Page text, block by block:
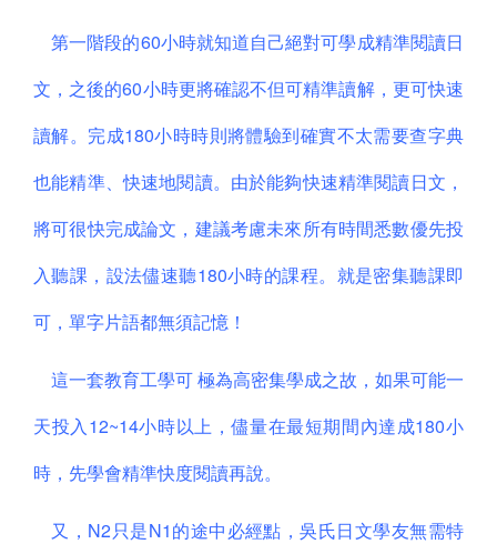
第一階段的60小時就知道自己絕對可學成精準閱讀日
文，之後的60小時更將確認不但可精準讀解，更可快速
讀解。完成180小時時則將體驗到確實不太需要查字典
也能精準、快速地閱讀。由於能夠快速精準閱讀日文，
將可很快完成論文，建議考慮未來所有時間悉數優先投
入聽課，設法儘速聽180小時的課程。就是密集聽課即
可，單字片語都無須記憶！
這一套教育工學可 極為高密集學成之故，如果可能一
天投入12~14小時以上，儘量在最短期間內達成180小
時，先學會精準快度閱讀再說。
又，N2只是N1的途中必經點，吳氏日文學友無需特